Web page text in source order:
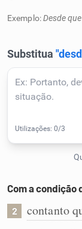
Detector de
Caça-
Exemplo:Desde
Com a condição
2 contanto